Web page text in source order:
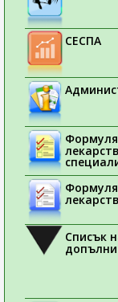
СЕСПА
Списък